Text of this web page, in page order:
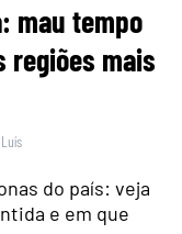
mau tempo
regiões mais
do país: veja
e em que